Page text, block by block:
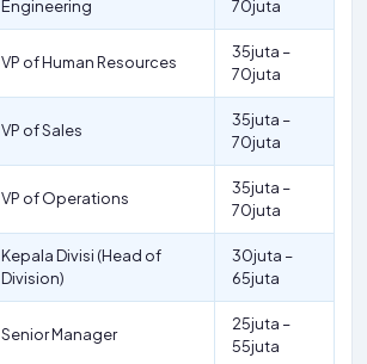
Engineering
70juta
VP of Human Resources
35juta –
70juta
VP of Sales
35juta –
70juta
VP of Operations
35juta –
70juta
Kepala Divisi (Head of
Division)
30juta –
65juta
Senior Manager
25juta –
55juta